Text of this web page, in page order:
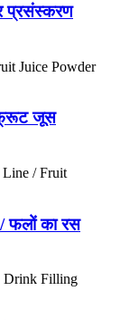
प्रसंस्करण
फ्रूट जूस
फलों का रस